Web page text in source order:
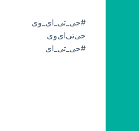
#جی_تی_ای_وی
جی‌تی‌ای‌وی
#جی_تی_ای